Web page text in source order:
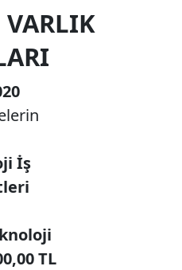
İş
TL